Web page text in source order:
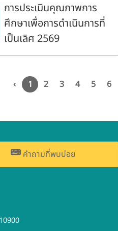
การประเมินคุณภาพการ
ศึกษาเพื่อการดำเนินการที่
เป็นเลิศ 2569
‹ 1 2 3 4 5 6
คำถามที่พบบ่อย